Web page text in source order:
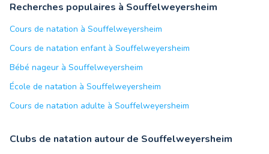
Recherches populaires à Souffelweyersheim
Cours de natation à Souffelweyersheim
Cours de natation enfant à Souffelweyersheim
Bébé nageur à Souffelweyersheim
École de natation à Souffelweyersheim
Cours de natation adulte à Souffelweyersheim
Clubs de natation autour de Souffelweyersheim